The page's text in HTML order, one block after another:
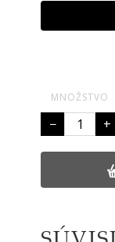
MNOŽSTVO
− +